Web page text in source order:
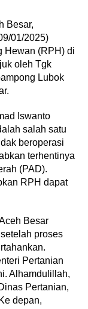
Besar,
01/2025)
Hewan (RPH) di
oleh Tgk
Lubok
Iswanto
salah satu
beroperasi
terhentinya
(PAD).
RPH dapat
Besar
proses
Pertanian
Alhamdulillah,
Pertanian,
depan,